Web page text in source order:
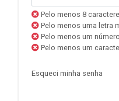
Pelo menos 8
Pelo menos uma letra
Pelo menos um número
Pelo menos um
Esqueci minha senha